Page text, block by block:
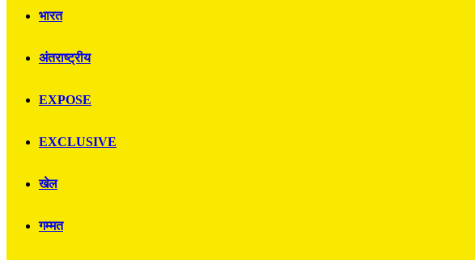
भारत
अंतराष्ट्रीय
EXPOSE
EXCLUSIVE
खेल
गम्मत